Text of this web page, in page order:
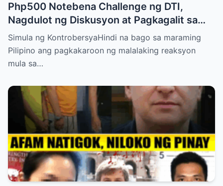
Php500 Notebena Challenge ng DTI,
Nagdulot ng Diskusyon at Pagkagalit sa
mga Celebrities at Politicians
Simula ng KontrobersyaHindi na bago sa maraming
Pilipino ang pagkakaroon ng malalaking reaksyon
mula sa…